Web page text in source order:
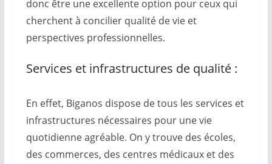
donc être une excellente option pour ceux qui
cherchent à concilier qualité de vie et
perspectives professionnelles.
Services et infrastructures de qualité :
En effet, Biganos dispose de tous les services et
infrastructures nécessaires pour une vie
quotidienne agréable. On y trouve des écoles,
des commerces, des centres médicaux et des